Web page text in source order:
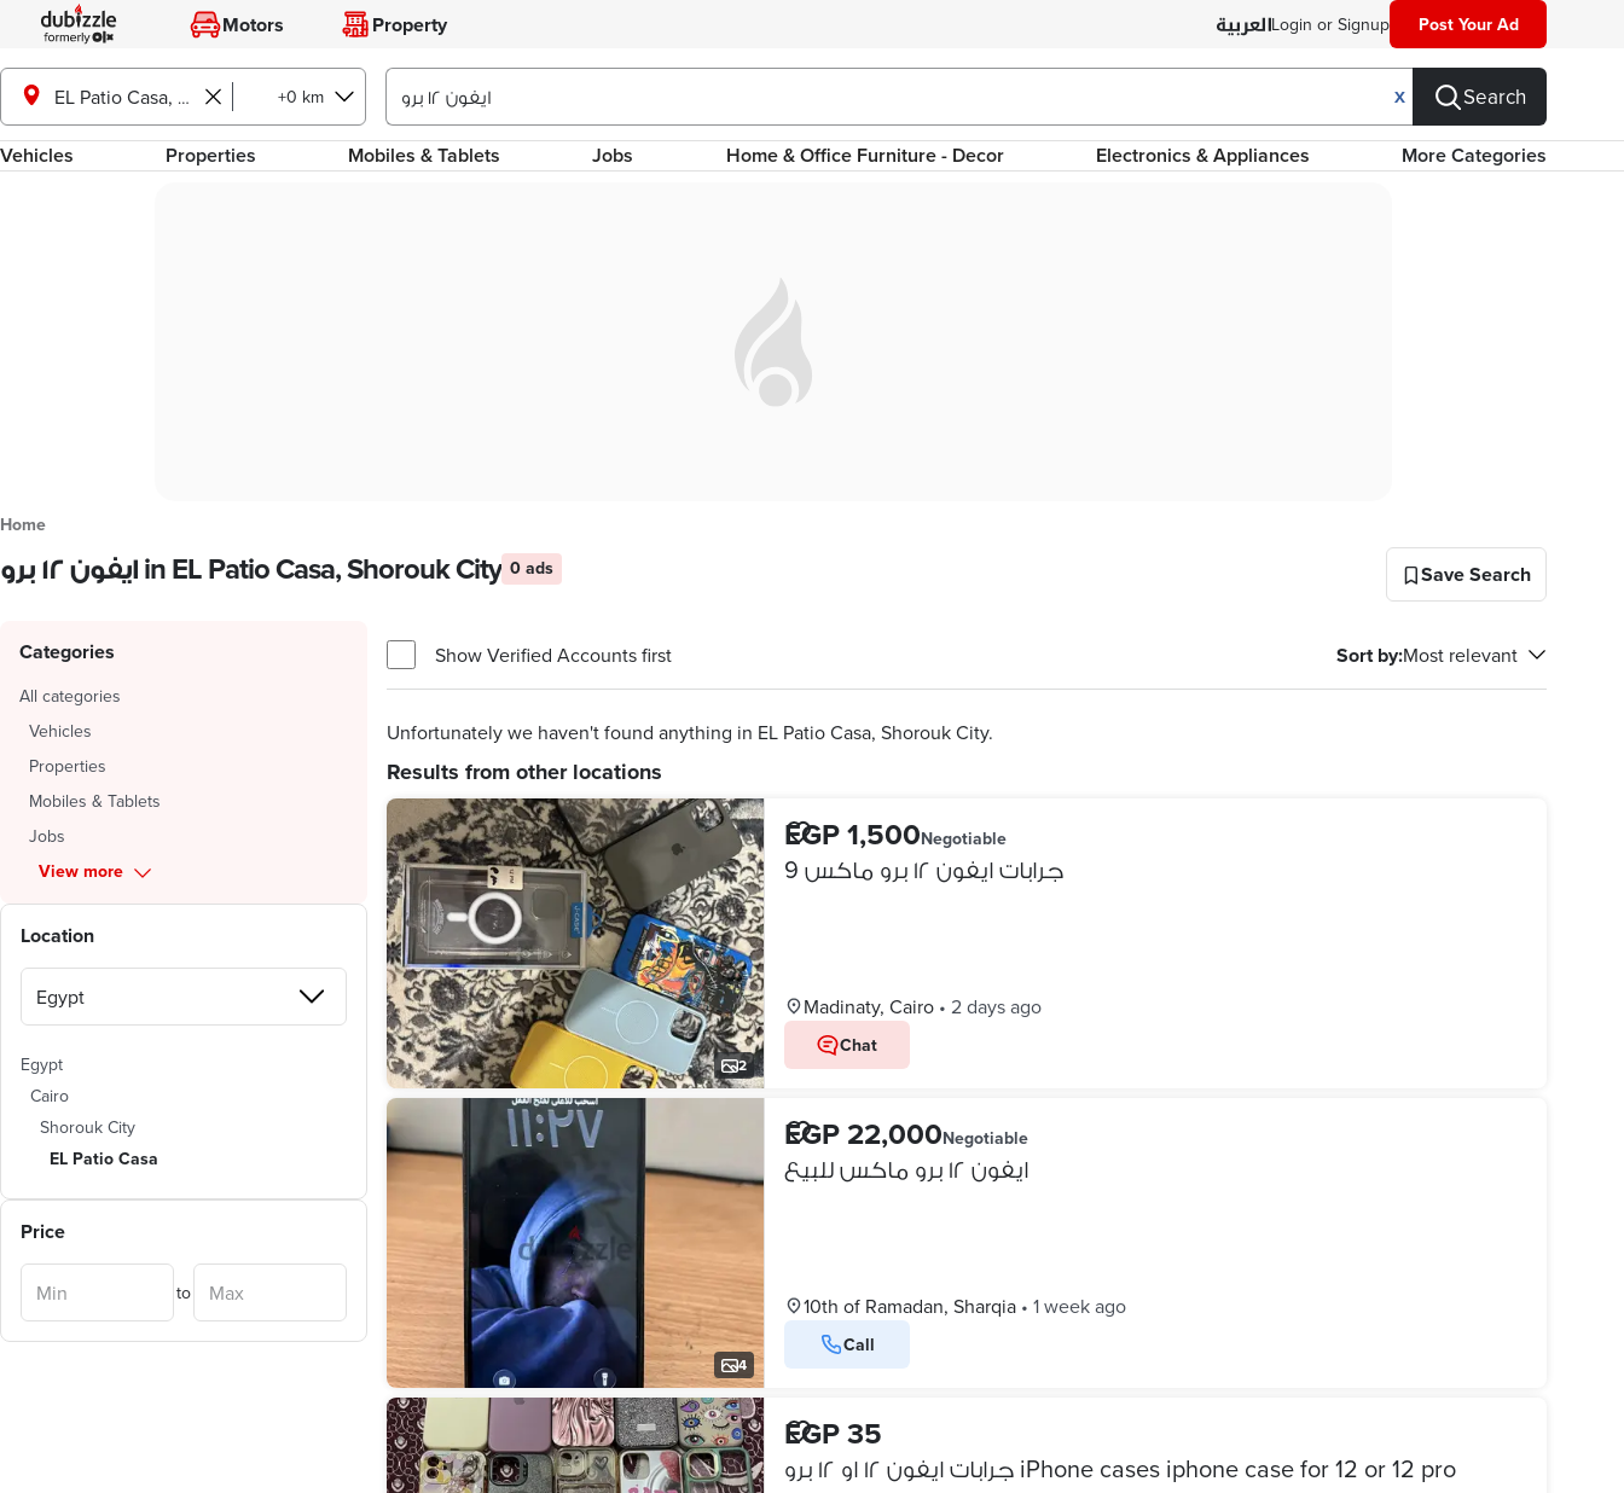
Motors Property Login or Signup Post Your Ad
EL Patio Casa, Shorouk City +0 km X Search
Vehicles Properties Mobiles & Tablets Jobs Home & Office Furniture - Decor Electronics & Appliances More Categories
Home
ايفون ١٢ برو in EL Patio Casa, Shorouk City 0 ads Save Search
Categories
All categories
Vehicles
Properties
Mobiles & Tablets
Jobs
View more
Location
Egypt
Cairo
Shorouk City
EL Patio Casa
Price
to
Show Verified Accounts first Sort by:Most relevant
Unfortunately we haven't found anything in EL Patio Casa, Shorouk City.
Results from other locations
2
EGP 1,500Negotiable
9 جرابات ايفون ١٢ برو ماكس
Madinaty, Cairo • 2 days ago
Chat
4
EGP 22,000Negotiable
ايفون ١٢ برو ماكس للبيع
10th of Ramadan, Sharqia • 1 week ago
Call
EGP 35
جرابات ايفون ١٢ او ١٢ برو iPhone cases iphone case for 12 or 12 pro